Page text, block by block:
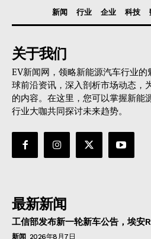
新闻 行业 企业 科技
关于我们
EV新闻网，领略新能源汽车行业
球前沿资讯，深入剖析市场动态，
的内容。在这里，您可以掌握新能
行业大咖共同探讨未来趋势。
最新新闻
工信部发布新一轮新车公告，埃安
新闻 2026年8月7日